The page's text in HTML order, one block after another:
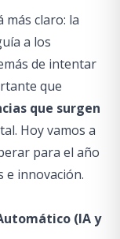
más claro: la
a los
de intentar
que
que surgen
Hoy vamos a
para el año
e innovación.
(IA y